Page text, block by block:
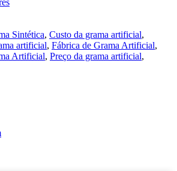
Sintética, Custo da grama artificial,
artificial, Fábrica de Grama Artificial,
Artificial, Preço da grama artificial,